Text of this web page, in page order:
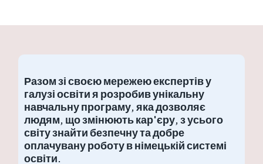
Разом зі своєю мережею експертів у
галузі освіти я розробив унікальну
навчальну програму, яка дозволяє
людям, що змінюють кар'єру, з усього
світу знайти безпечну та добре
оплачувану роботу в німецькій системі
освіти.